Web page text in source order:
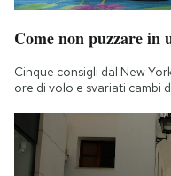
Come non puzzare in
Cinque consigli dal New
ore di volo e svariati cambi